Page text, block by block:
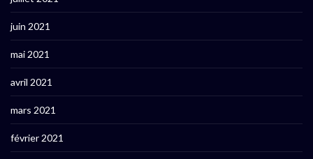
juin 2021
mai 2021
avril 2021
mars 2021
février 2021